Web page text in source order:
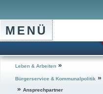
MENÜ
Leben & Arbeiten »
Bürgerservice & Kommunalpolitik »
» Ansprechpartner